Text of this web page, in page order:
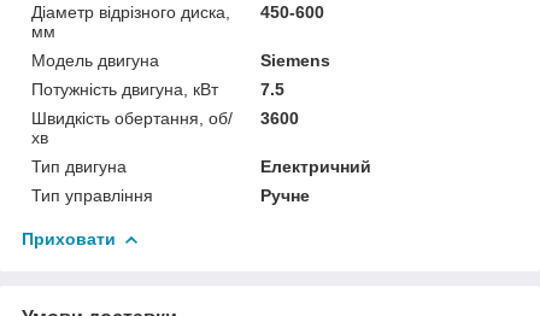
Діаметр відрізного диска,
мм
450-600
Модель двигуна
Siemens
Потужність двигуна, кВт
7.5
Швидкість обертання, об/
хв
3600
Тип двигуна
Електричний
Тип управління
Ручне
Приховати